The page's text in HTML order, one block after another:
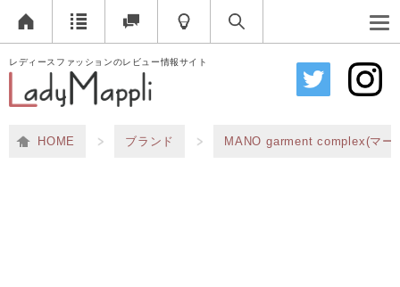
レディースファッションのレビュー情報サイト
HOME ブランド MANO garment complex(マー